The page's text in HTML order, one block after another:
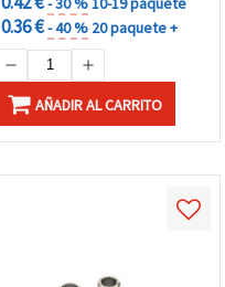
0.36 €- 40 % 20 paquete +
AÑADIR AL CARRITO